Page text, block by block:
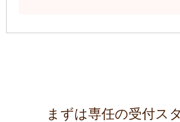
まずは専任の受付ス